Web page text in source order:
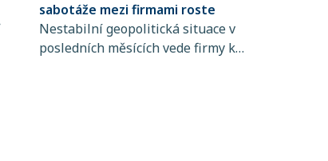
sabotáže mezi firmami roste
Nestabilní geopolitická situace v
posledních měsících vede firmy k